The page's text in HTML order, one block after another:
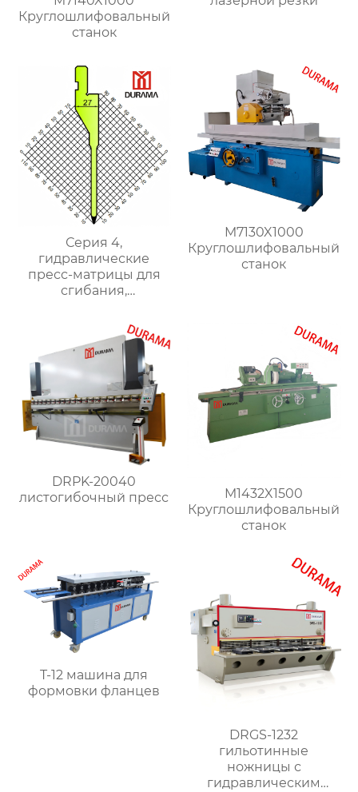
Круглошлифовальный
станок
Серия 4,
гидравлические
пресс-матрицы для
сгибания,
формы для сгибания
листового металла
M7130X1000
Круглошлифовальный
станок
DRPK-20040
листогибочный пресс
M1432X1500
Круглошлифовальный
станок
T-12 машина для
формовки фланцев
DRGS-1232
гильотинные
ножницы с
гидравлическим